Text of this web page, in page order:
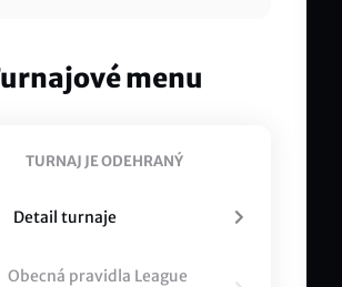
menu
TURNAJ JE ODEHRANÝ
Detail turnaje
Obecná pravidla League